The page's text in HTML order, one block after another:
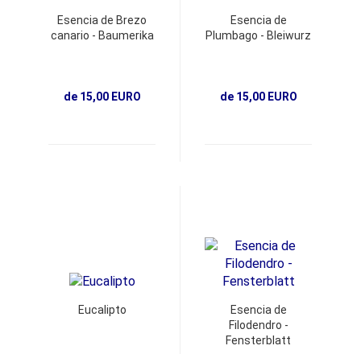
Esencia de Brezo
canario - Baumerika
de 15,00 EURO
Esencia de
Plumbago - Bleiwurz
de 15,00 EURO
Eucalipto
Esencia de
Filodendro -
Fensterblatt